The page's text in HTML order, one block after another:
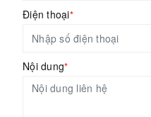
Điện thoại*
Nội dung*